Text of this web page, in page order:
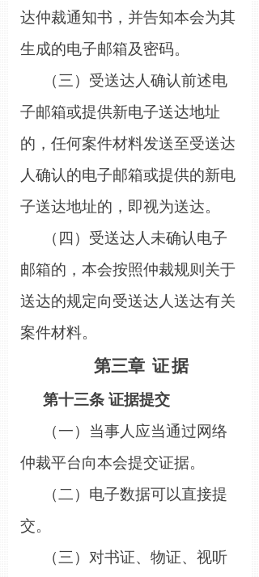
达仲裁通知书，并告知本会为其
生成的电子邮箱及密码。
（三）受送达人确认前述电
子邮箱或提供新电子送达地址
的，任何案件材料发送至受送达
人确认的电子邮箱或提供的新电
子送达地址的，即视为送达。
（四）受送达人未确认电子
邮箱的，本会按照仲裁规则关于
送达的规定向受送达人送达有关
案件材料。
第三章 证据
第十三条 证据提交
（一）当事人应当通过网络
仲裁平台向本会提交证据。
（二）电子数据可以直接提
交。
（三）对书证、物证、视听